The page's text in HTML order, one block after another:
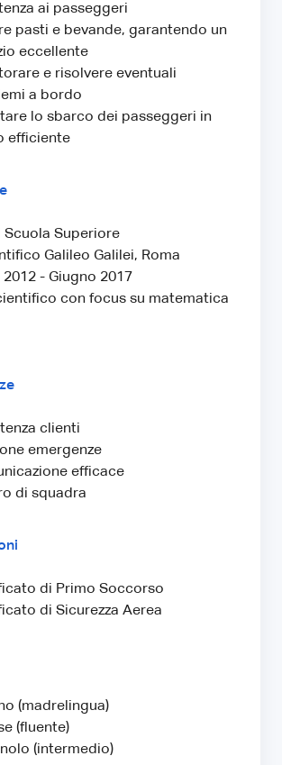
ai passeggeri
pasti e bevande, garantendo un
eccellente
e risolvere eventuali
a bordo
lo sbarco dei passeggeri in
efficiente
Scuola Superiore
Galileo Galilei, Roma
- Giugno 2017
con focus su matematica
clienti
emergenze
efficace
di squadra
di Primo Soccorso
di Sicurezza Aerea
(madrelingua)
(fluente)
(intermedio)